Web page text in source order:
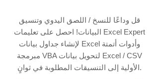
قل وداعًا للنسخ / اللصق اليدوي وتنسيق
البيانات! احصل على تعليمات Excel Expert
لإنشاء جداول بيانات Excel وأدوات أتمتة
مبرمجة VBA لتحويل بيانات Excel / CSV
الأولية إلى التنسيقات المطلوبة في ثوانٍ.